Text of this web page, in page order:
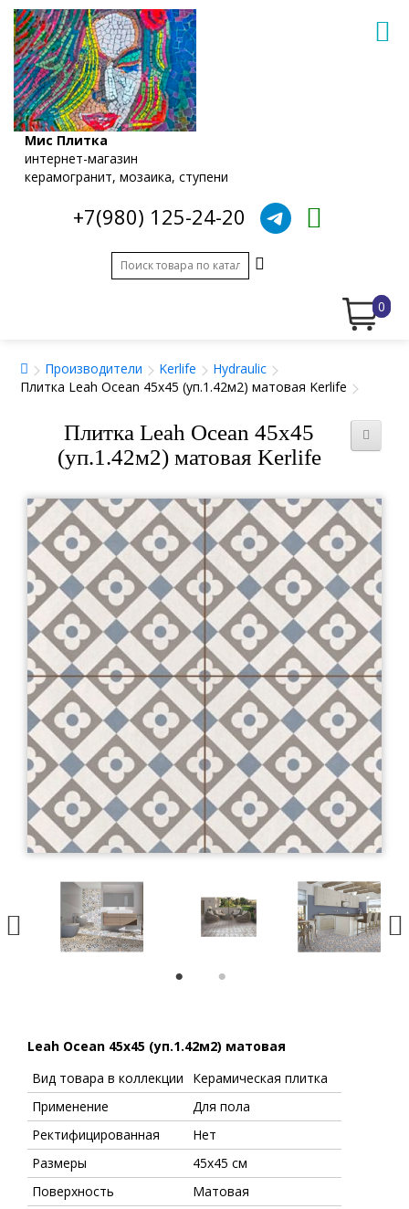
Мис Плитка
интернет-магазин
керамогранит, мозаика, ступени
+7(980) 125-24-20
0
Производители Kerlife
Hydraulic
Плитка Leah Ocean 45х45 (уп.1.42м2) матовая Kerlife
Плитка Leah Ocean 45х45
(уп.1.42м2) матовая Kerlife
Leah Ocean 45х45 (уп.1.42м2) матовая
Вид товара в коллекции
Керамическая плитка
Применение
Для пола
Ректифицированная
Нет
Размеры
45х45 см
Поверхность
Матовая